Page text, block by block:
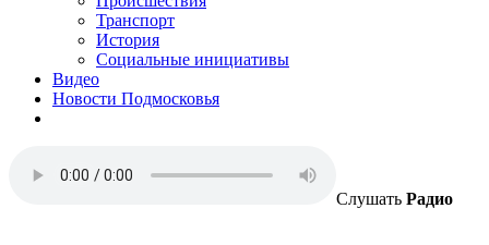
Транспорт
История
Социальные инициативы
Видео
Новости Подмосковья
Слушать Радио